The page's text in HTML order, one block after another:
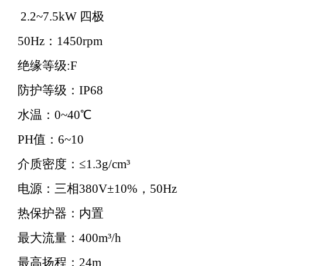
2.2~7.5kW 四极
50Hz：1450rpm
绝缘等级:F
防护等级：IP68
水温：0~40℃
PH值：6~10
介质密度：≤1.3g/cm³
电源：三相380V±10%，50Hz
热保护器：内置
最大流量：400m³/h
最高扬程：24m